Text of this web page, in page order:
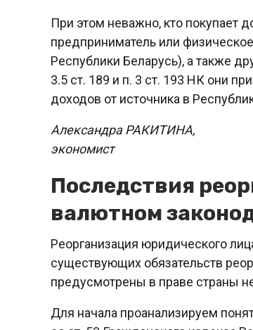
При этом неважно, кто покупает
предприниматель или
Республики Беларусь), а также
3.5 ст. 189 и п. 3 ст. 193 НК они
доходов от источника в
Александра РАКИТИНА,
экономист
Последствия
валютном
Реорганизация юридического
существующих обязательств
предусмотрены в праве страны
Для начала проанализируем